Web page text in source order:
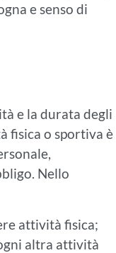
e senso di
e la durata degli
fisica o sportiva è
Nello
attività fisica;
altra attività